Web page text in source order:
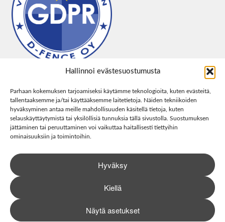
Hallinnoi evästesuostumusta
Parhaan kokemuksen tarjoamiseksi käytämme teknologioita, kuten evästeitä,
tallentaaksemme ja/tai käyttääksemme laitetietoja. Näiden tekniikoiden
hyväksyminen antaa meille mahdollisuuden käsitellä tietoja, kuten
selauskäyttäytymistä tai yksilöllisiä tunnuksia tällä sivustolla. Suostumuksen
jättäminen tai peruuttaminen voi vaikuttaa haitallisesti tiettyihin
ominaisuuksiin ja toimintoihin.
Hyväksy
Kiellä
Näytä asetukset